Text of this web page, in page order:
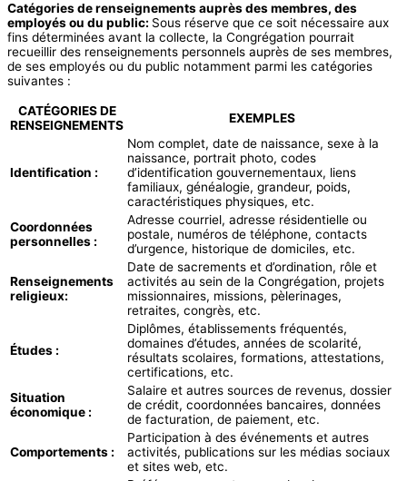
Catégories de renseignements auprès des membres, des
employés ou du public: Sous réserve que ce soit nécessaire aux
fins déterminées avant la collecte, la Congrégation pourrait
recueillir des renseignements personnels auprès de ses membres,
de ses employés ou du public notamment parmi les catégories
suivantes :
CATÉGORIES DE
RENSEIGNEMENTS
EXEMPLES
Identification :
Nom complet, date de naissance, sexe à la
naissance, portrait photo, codes
d’identification gouvernementaux, liens
familiaux, généalogie, grandeur, poids,
caractéristiques physiques, etc.
Coordonnées
personnelles :
Adresse courriel, adresse résidentielle ou
postale, numéros de téléphone, contacts
d’urgence, historique de domiciles, etc.
Renseignements
religieux:
Date de sacrements et d’ordination, rôle et
activités au sein de la Congrégation, projets
missionnaires, missions, pèlerinages,
retraites, congrès, etc.
Études :
Diplômes, établissements fréquentés,
domaines d’études, années de scolarité,
résultats scolaires, formations, attestations,
certifications, etc.
Situation
économique :
Salaire et autres sources de revenus, dossier
de crédit, coordonnées bancaires, données
de facturation, de paiement, etc.
Comportements :
Participation à des événements et autres
activités, publications sur les médias sociaux
et sites web, etc.